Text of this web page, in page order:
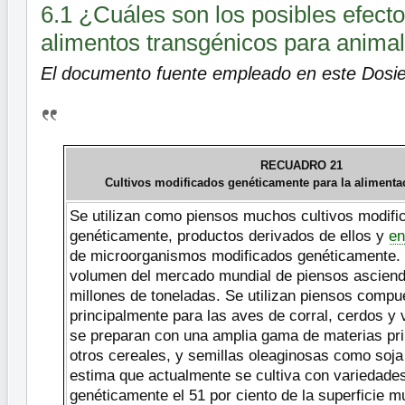
6.1 ¿Cuáles son los posibles
alimentos transgénicos para
El documento fuente empleado en este
RECUADRO 21
Cultivos modificados genéticamente para la
Se utilizan como piensos muchos cultivos
genéticamente, productos derivados de ellos y
de microorganismos modificados
volumen del mercado mundial de piensos
millones de toneladas. Se utilizan piensos
principalmente para las aves de corral, cerdos y
se preparan con una amplia gama de materias
otros cereales, y semillas oleaginosas como
estima que actualmente se cultiva con
genéticamente el 51 por ciento de la superficie